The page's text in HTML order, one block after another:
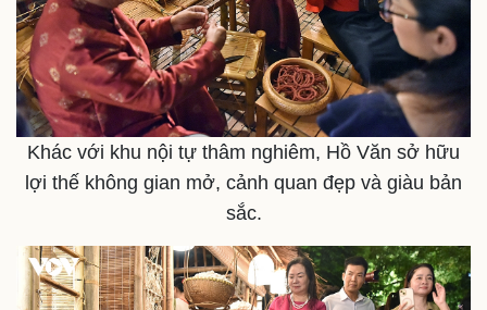
Khác với khu nội tự thâm nghiêm, Hồ Văn sở hữu
lợi thế không gian mở, cảnh quan đẹp và giàu bản
sắc.